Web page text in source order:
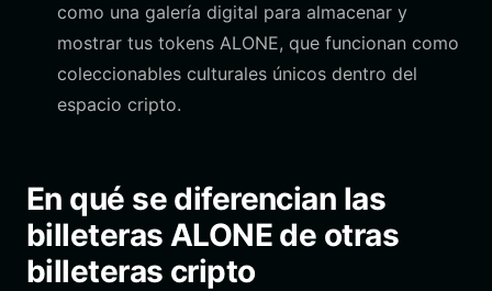
como una galería digital para almacenar y
mostrar tus tokens ALONE, que funcionan como
coleccionables culturales únicos dentro del
espacio cripto.
En qué se diferencian las
billeteras ALONE de otras
billeteras cripto